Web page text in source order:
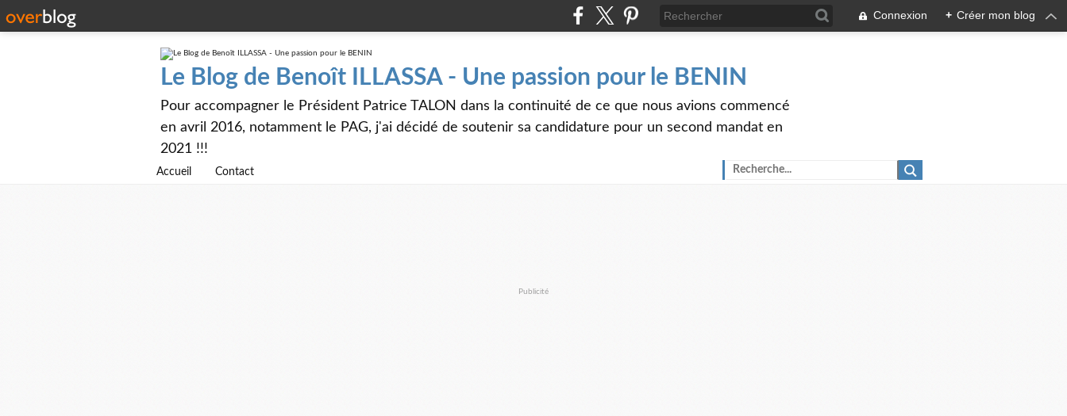
Connexion + Créer mon blog
Le Blog de Benoît ILLASSA - Une passion pour le BENIN
Pour accompagner le Président Patrice TALON dans la continuité de ce que nous avions commencé
en avril 2016, notamment le PAG, j'ai décidé de soutenir sa candidature pour un second mandat en
2021 !!!
Accueil Contact
Publicité